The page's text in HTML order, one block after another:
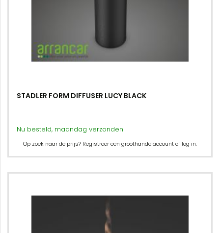
STADLER FORM DIFFUSER LUCY BLACK
Nu besteld, maandag verzonden
Op zoek naar de prijs? Registreer een groothandelaccount of log in.